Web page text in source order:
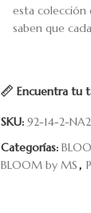
Encuentra tu
esta colección
saben que
SKU: 92-14-2-
Categorías:
BLOOM by MS,